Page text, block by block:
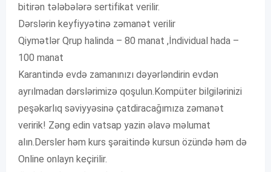
bitirən tələbələrə sertifikat verilir.
Dərslərin keyfiyyətinə zəmanət verilir
Qiymətlər Qrup halinda – 80 manat ,İndividual hada –
100 manat
Karantində evdə zamanınızı dəyərləndirin evdən
ayrılmadan dərslərimizə qoşulun.Kompüter bilgilərinizi
peşəkarlıq səviyyəsinə çatdiracağımıza zəmanət
veririk! Zəng edin vatsap yazin əlavə məlumat
alın.Dersler həm kurs şəraitində kursun özündə həm də
Online onlayn keçirilir.